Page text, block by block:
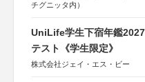
チグニッタ内）
UniLife学生下宿年鑑
テスト《学生限定》
株式会社ジェイ・エス・ビー